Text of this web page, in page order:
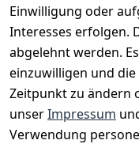
Einwilligung oder
Interesses erfolgen.
abgelehnt werden.
einzuwilligen und
Zeitpunkt zu ändern
unserImpressum
Verwendung
Rechtliches
AGB
Impressum
Datenschutze
rklärung
Kontakt